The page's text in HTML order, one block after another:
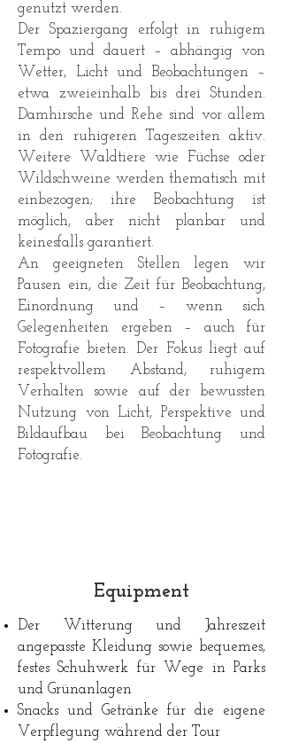
genutzt werden.
Der Spaziergang erfolgt in ruhigem
Tempo und dauert – abhängig von
Wetter, Licht und Beobachtungen –
etwa zweieinhalb bis drei Stunden.
Damhirsche und Rehe sind vor allem
in den ruhigeren Tageszeiten aktiv.
Weitere Waldtiere wie Füchse oder
Wildschweine werden thematisch mit
einbezogen; ihre Beobachtung ist
möglich, aber nicht planbar und
keinesfalls garantiert.
An geeigneten Stellen legen wir
Pausen ein, die Zeit für Beobachtung,
Einordnung und – wenn sich
Gelegenheiten ergeben – auch für
Fotografie bieten. Der Fokus liegt auf
respektvollem Abstand, ruhigem
Verhalten sowie auf der bewussten
Nutzung von Licht, Perspektive und
Bildaufbau bei Beobachtung und
Fotografie.
Equipment
Der Witterung und Jahreszeit
angepasste Kleidung sowie bequemes,
festes Schuhwerk für Wege in Parks
und Grünanlagen
Snacks und Getränke für die eigene
Verpflegung während der Tour